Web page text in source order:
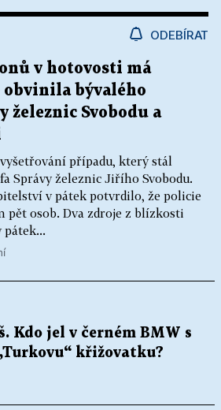
ODEBÍRAT
v hotovosti má
bývalého
železnic Svobodu a
případu, který stál
Správy železnic Jiřího Svobodu.
v pátek potvrdilo, že policie
pět osob. Dva zdroje z blízkosti
pátek...
Kdo jel v černém BMW s
křižovatku?